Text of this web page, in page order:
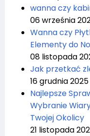
wanna czy
06 września
Wanna czy
Elementy do
08 listopada
Jak przetkać
16 grudnia 2025
Najlepsze
Wybranie
Twojej Okolicy
21 listopada